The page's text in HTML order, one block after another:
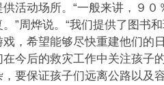
活动场所。“一般来讲，９０
”周烨说。“我们提供了图书
，希望能够尽快重建他们的
今后的救灾工作中关注孩子
要保证孩子们远离公路以及